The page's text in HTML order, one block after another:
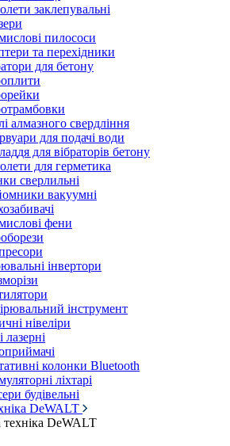
заклепувальні
пилососи
та перехідники
для бетону
алмазного свердління
для подачі води
для вібраторів бетону
для герметика
сверлильні
вакуумні
фени
інвертори
інструмент
нівеліри
лазерні
колонки Bluetooth
ліхтарі
будівельні
DeWALT
техніка DeWALT